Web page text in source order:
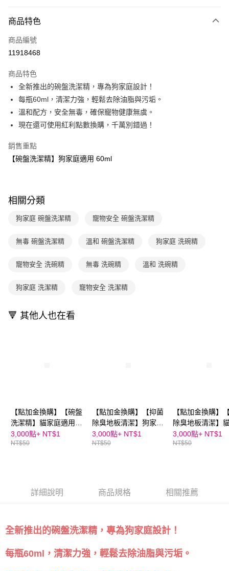
信用卡一次付款
LINE Pay
大哥付你分期
相關說明
【大哥付你分期使用說明】
1.本服務由台灣大哥大提供，台灣大哥大用戶可立即使用無須另外申請。
2.付款方式選擇「大哥付你分期」，訂單成立後會自動跳轉到大哥付的交易
成交易。
3.實際核准額度、可分期數及費用金額請依後續交易確認頁面所載為準。
4.訂單成立30分鐘內，如未前往確認交易或遇審核未通過，訂單將自動取
1.分期款項不併入電信帳單，「大哥付你分期」於每月結算日後寄送繳費提
2.透過簡訊連結打開帳單後，可選擇「超商條碼／台灣大直營門市／銀行轉
【注意事項】
用戶於交易時，得透過本服務購買商品或服務，並由商店將買賣／分期付款
2.基於同意付款使用「大哥付你分期」之契約關係目的，商店將以您的個人
資料（包含姓名、電話或地址）提供予台灣大哥大進項蒐集、處理及利用，
3.完整用戶服務條款，請詳閱以下連結：
AFTEE先享後付
相關說明
AFTEE先享後付是「在收到商品之後才付款」的支付方式。 讓您購物簡單
便利好安心！
【「AFTEE先享後付」結帳流程】
１．於結帳方式選擇「AFTEE先享後付」後，將跳轉至「AFTEE先享後付」
結帳頁面，進行簡訊認證並確認金額後，即可完成結帳。
３．收到繳費通知簡訊後14天內，點擊此簡訊中的連結，可透過四大超商／
※ 請注意：結帳手續完成當下不需立刻繳費，但若您需要取消訂單，請聯絡
購買商品的店家。未經商家同意取消之訂單仍視為有效，需透過AFTEE先享
※ 交易是否成功請以「AFTEE先享後付 」之結帳頁面顯示為準，若有關於
４．使用「AFTEE先享後付」時，將依據個別帳號之用戶狀況，依本公司即
時審查核予不同之上限額度；若仍有額度不足之情形，本公司將視審查結果
請求用戶進行身份認證。
５．嚴禁一人註冊多個帳號或使用他人資訊註冊。若發現惡意使用之情形，
恩沛科技股份有限公司將有權停止該用戶之使用額度並採取法律行動。
ATM付款
每筆NT$70，滿NT$499(含以上)免運費
付款後7-11取貨
每筆NT$70，滿NT$800(含以上)免運費
離島宅配（澎湖、金門、馬祖、小琉球；不適用於郵局i郵箱）
商品特色
商品編號
11918468
商品特色
全新推出的碗盤洗潔精，專為狗家庭設計！
每瓶60ml，清潔力強，輕鬆去除油脂與污垢。
溫和配方，安全無毒，確保寵物健康無虞。
現在還可使用紅利點數換購，千萬別錯過！
銷售重點
【碗盤洗潔精】狗家庭適用 60ml
相關分類
狗家庭 碗盤洗潔精 寵物安全 碗盤洗潔精
無毒 碗盤洗潔精 溫和 碗盤洗潔精 狗家庭 洗碗精
寵物安全 洗碗精 無毒 洗碗精 溫和 洗碗精
狗家庭 洗潔精 寵物安全 洗潔精
🔻 其他人也在看
【點加金換購】【碗盤
洗潔精】貓家庭適用
60ml
3,000點+ NT$1
NT$50
【點加金換購】【抑菌
除臭地板清潔】狗家庭
適用 60ml
3,000點+ NT$1
NT$50
【點加金換購】
除臭地板清潔】
適用 60ml
3,000點+ NT$1
NT$50
詳細說明 商品規格 相關推薦
全新推出的碗盤洗潔精，專為狗家庭設計！
每瓶60ml，清潔力強，輕鬆去除油脂與污垢。